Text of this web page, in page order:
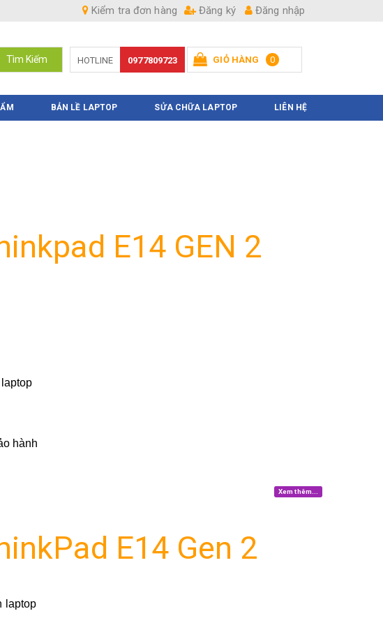
Đăng ký Đăng nhập
Kiểm tra đơn hàng
Tìm Kiếm HOTLINE 0977809723 GIỎ HÀNG 0
BẢN LỀ LAPTOP SỬA CHỮA LAPTOP LIÊN HỆ
E14 GEN 2
hành
Xem thêm...
E14 Gen 2
laptop